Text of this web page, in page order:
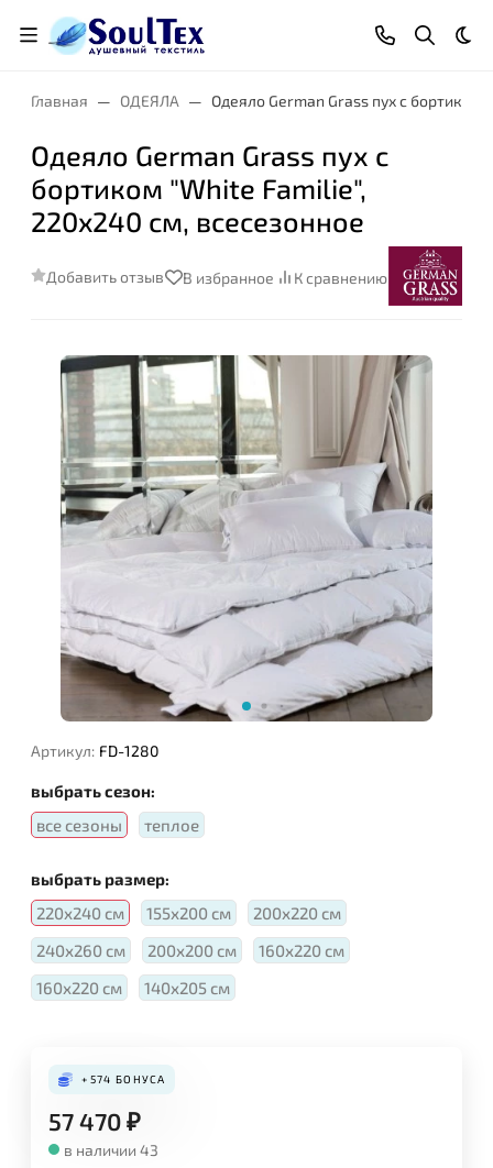
Главная ОДЕЯЛА Одеяло German Grass пух с бортиком
Одеяло German Grass пух с
бортиком "White Familie",
220x240 см, всесезонное
Добавить отзыв В избранное К сравнению
Артикул: FD-1280
выбрать сезон:
все сезоны
теплое
выбрать размер:
220х240 см
155х200 см
200х220 см
240х260 см
200х200 см
160х220 см
160х220 см
140х205 см
+574 БОНУСА
57 470₽
в наличии 43
Размер:
Наполнитель: